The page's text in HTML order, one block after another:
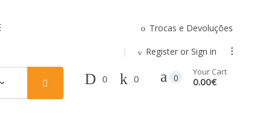
Trocas e Devoluções
Register or Sign in ...
0 0 0
Your Cart
0.00€